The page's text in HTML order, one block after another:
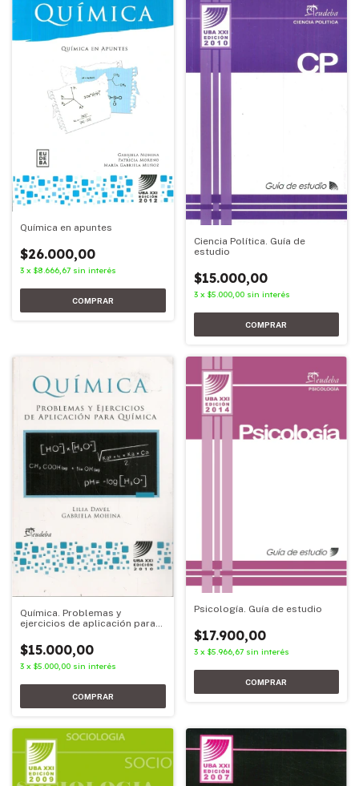
Química en apuntes
$26.000,00
3 x $8.666,67 sin interés
Ciencia Política. Guía de
estudio
$15.000,00
3 x $5.000,00 sin interés
Química. Problemas y
ejercicios de aplicación para
$15.000,00
3 x $5.000,00 sin interés
Psicología. Guía de estudio
$17.900,00
3 x $5.966,67 sin interés